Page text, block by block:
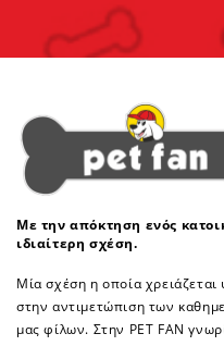
Με την απόκτηση ενός
ιδιαίτερη σχέση.
Μία σχέση η οποία χρειάζεται
στην αντιμετώπιση των
μας φίλων. Στην PET FAN